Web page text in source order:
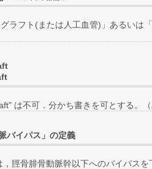
グラフト(または人工血管)」あるいは
は不可．分かち書きを可とする。
バイパス」の定義
，脛骨腓骨動脈幹以下へのバイパス